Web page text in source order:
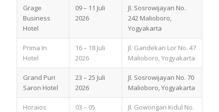
Grage
Business
Hotel
09 – 11 Juli
2026
Jl. Sosrowijayan No.
242 Malioboro,
Yogyakarta
Prima In
Hotel
16 – 18 Juli
2026
Jl. Gandekan Lor No. 47
Malioboro, Yogyakarta
Grand Puri
Saron Hotel
23 – 25 Juli
2026
Jl. Sosrowijayan No. 70
Malioboro, Yogyakarta
Horaios
03 – 05
Jl. Gowongan Kidul No.